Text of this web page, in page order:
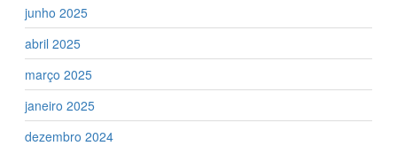
junho 2025
abril 2025
março 2025
janeiro 2025
dezembro 2024